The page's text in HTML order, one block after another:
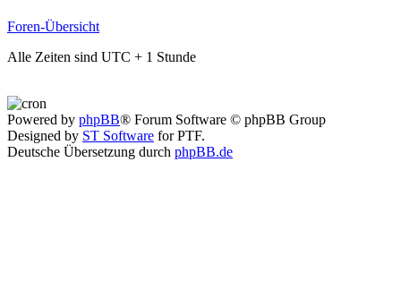
Foren-Übersicht
Alle Zeiten sind UTC + 1 Stunde
Powered by phpBB® Forum Software © phpBB Group
Designed by ST Software for PTF.
Deutsche Übersetzung durch phpBB.de